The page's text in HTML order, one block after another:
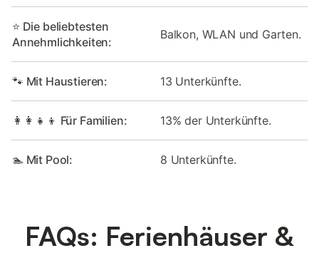
⭐ Die beliebtesten
Annehmlichkeiten:
Balkon, WLAN und Garten.
🐾 Mit Haustieren: 13 Unterkünfte.
👩‍👩‍👧‍👦 Für Familien: 13% der Unterkünfte.
🏊 Mit Pool: 8 Unterkünfte.
FAQs: Ferienhäuser &